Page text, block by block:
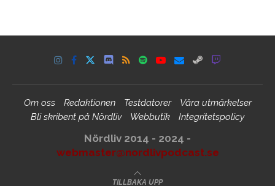
Om oss Redaktionen Testdatorer
Våra utmärkelser
Bli skribent på Nördliv
Webbutik Integritetspolicy
Nördliv 2014 - 2024 -
webmaster@nordlivpodcast.se
TILLBAKA UPP